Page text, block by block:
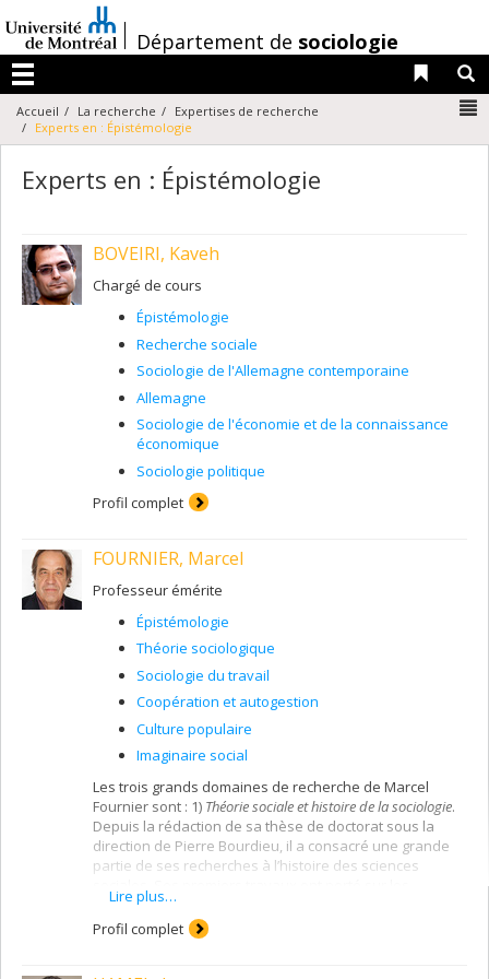
au
contenu
/Département de sociologie
Menu
Liens
Accueil La recherche
Expertises de recherche
Experts en : Épistémologie
Experts en : Épistémologie
BOVEIRI, Kaveh
Chargé de cours
Épistémologie
Recherche sociale
Sociologie de l'Allemagne contemporaine
Allemagne
Sociologie de l'économie et de la connaissance
économique
Sociologie politique
Profil complet
FOURNIER, Marcel
Professeur émérite
Épistémologie
Théorie sociologique
Sociologie du travail
Coopération et autogestion
Culture populaire
Imaginaire social
Les trois grands domaines de recherche de Marcel
Fournier sont : 1) Théorie sociale et histoire de la sociologie.
Depuis la rédaction de sa thèse de doctorat sous la
direction de Pierre Bourdieu, il a consacré une grande
partie de ses recherches à l’histoire des sciences
sciences sociales au Québec, comme on le voit dans
son ouvrageL’Entrée dans la Modernité. Science, culture et
société au Québec(1986) dont trois chapitres portent sur
Lire plus…
Profil complet